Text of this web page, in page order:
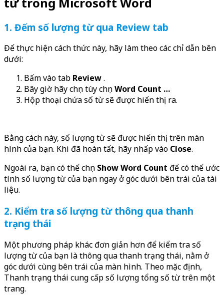
1. Đếm số lượng từ qua Review tab
Để thực hiện cách thức này, hãy làm theo các chỉ dẫn bên
dưới:
Bấm vào tab Review.
Bây giờ hãy chọn tùy chọnWord Count …
Hộp thoại chứa số từ sẽ được hiển thị ra.
Bằng cách này, số lượng từ sẽ được hiển thị trên màn
hình của bạn. Khi đã hoàn tất, hãy nhấp vào Close.
Ngoài ra, bạn có thể chọn Show Word Count để có thể ước
tính số lượng từ của bạn ngay ở góc dưới bên trái của tài
liệu.
2. Kiểm tra số lượng từ thông qua thanh
trạng thái
Một phương pháp khác đơn giản hơn để kiểm tra số
lượng từ của bạn là thông qua thanh trạng thái, nằm ở
góc dưới cùng bên trái của màn hình. Theo mặc định,
Thanh trạng thái cung cấp số lượng tổng số từ trên một
trang.